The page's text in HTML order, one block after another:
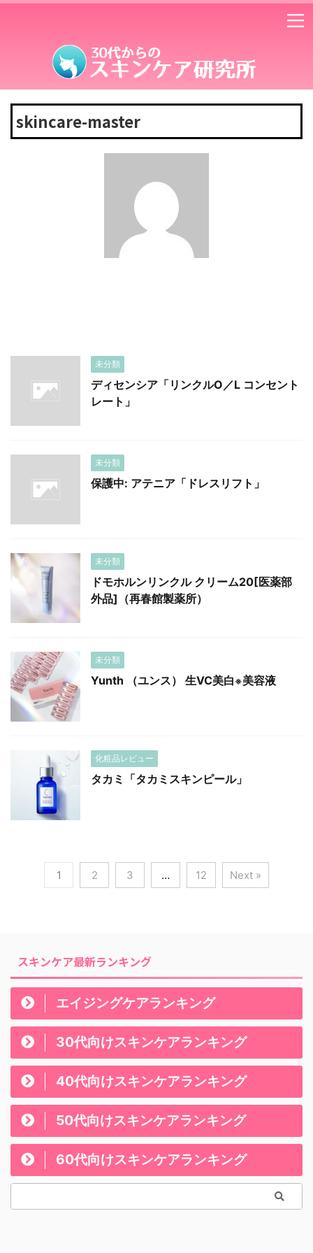
skincare-master
未分類
ディセンシア「リンクルO／L コンセント
レート」
未分類
保護中: アテニア「ドレスリフト」
未分類
ドモホルンリンクル クリーム20[医薬部
外品]（再春館製薬所）
未分類
Yunth （ユンス） 生VC美白 ※美容液
化粧品レビュー
タカミ「タカミスキンピール」
1 2 3 … 12 Next »
スキンケア最新ランキング
エイジングケアランキング
30代向けスキンケアランキング
40代向けスキンケアランキング
50代向けスキンケアランキング
60代向けスキンケアランキング